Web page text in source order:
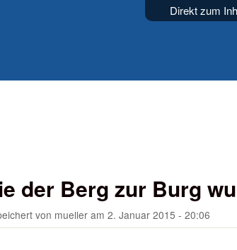
Direkt zum
der Berg zur Burg
von mueller am2. Januar 2015 - 20:06